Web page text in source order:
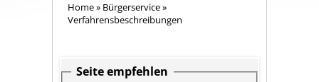
Home» Bürgerservice»
Verfahrensbeschreibungen
Seite empfehlen